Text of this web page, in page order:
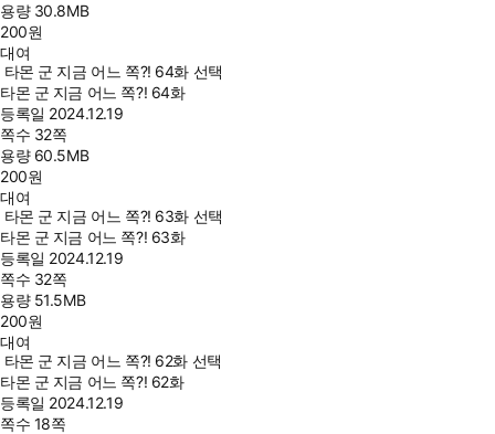
용량 30.8MB
200원
대여
타몬 군 지금 어느 쪽?! 64화 선택
타몬 군 지금 어느 쪽?! 64화
등록일 2024.12.19
쪽수 32쪽
용량 60.5MB
200원
대여
타몬 군 지금 어느 쪽?! 63화 선택
타몬 군 지금 어느 쪽?! 63화
등록일 2024.12.19
쪽수 32쪽
용량 51.5MB
200원
대여
타몬 군 지금 어느 쪽?! 62화 선택
타몬 군 지금 어느 쪽?! 62화
등록일 2024.12.19
쪽수 18쪽